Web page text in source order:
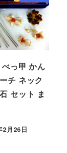
っ甲 かん
チ ネック
セット ま
2月26日